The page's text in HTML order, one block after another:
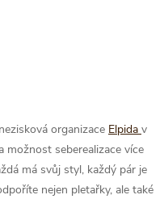
organizace Elpida v
možnost seberealizace více
má svůj styl, každý pár je
nejen pletařky, ale také